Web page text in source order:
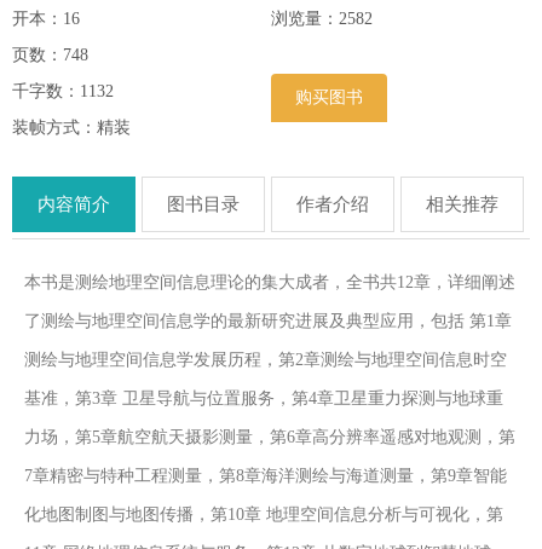
开本：16
页数：748
千字数：1132
装帧方式：精装
浏览量： 2582
购买图书
内容简介 图书目录 作者介绍 相关推荐
本书是测绘地理空间信息理论的集大成者，全书共12章，详细阐述
了测绘与地理空间信息学的最新研究进展及典型应用，包括 第1章
测绘与地理空间信息学发展历程，第2章测绘与地理空间信息时空
基准，第3章 卫星导航与位置服务，第4章卫星重力探测与地球重
力场，第5章航空航天摄影测量，第6章高分辨率遥感对地观测，第
7章精密与特种工程测量，第8章海洋测绘与海道测量，第9章智能
化地图制图与地图传播，第10章 地理空间信息分析与可视化，第